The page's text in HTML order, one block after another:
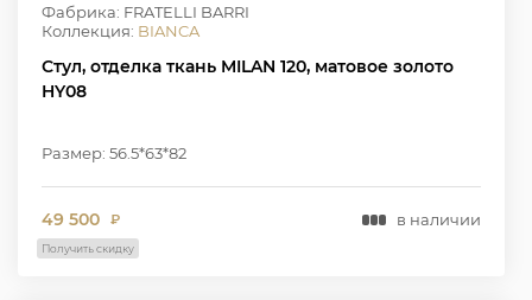
Фабрика: FRATELLI BARRI
Коллекция: BIANCA
Стул, отделка ткань MILAN 120, матовое золото
HY08
Размер: 56.5*63*82
49 500 ₽ в наличии
Получить скидку